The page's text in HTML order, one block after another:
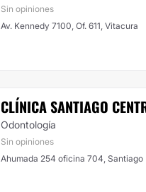
Sin opiniones
Av. Kennedy 7100, Of. 611, Vitacura
CLÍNICA SANTIAGO
Odontología
Sin opiniones
Ahumada 254 oficina 704, Santiago